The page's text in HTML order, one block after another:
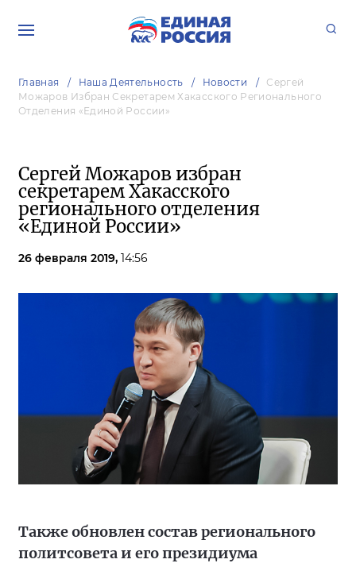
Главная Наша Деятельность Новости
Сергей
Можаров Избран Секретарем Хакасского Регионального
Отделения «Единой России»
Сергей Можаров избран
секретарем Хакасского
регионального отделения
«Единой России»
26 февраля 2019, 14:56
Также обновлен состав регионального
политсовета и его президиума